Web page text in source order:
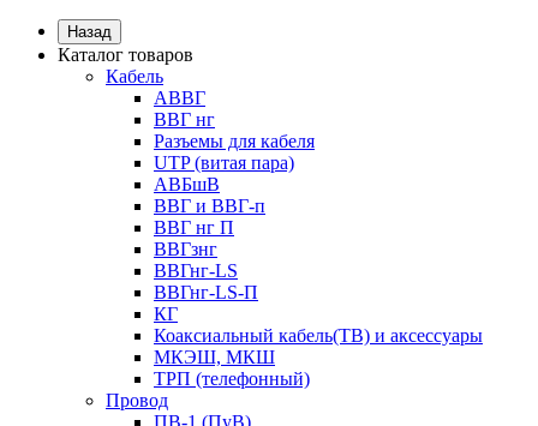
Назад
Каталог товаров
Кабель
АВВГ
ВВГ нг
Разъемы для кабеля
UTP (витая пара)
АВБшВ
ВВГ и ВВГ-п
ВВГ нг П
ВВГзнг
ВВГнг-LS
ВВГнг-LS-П
КГ
Коаксиальный кабель(ТВ) и аксессуары
МКЭШ, МКШ
ТРП (телефонный)
Провод
ПВ-1 (ПуВ)